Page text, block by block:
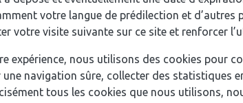
votre langue de prédilection et d’autres
votre visite suivante sur ce site et renforcer
expérience, nous utilisons des cookies pour
navigation sûre, collecter des statistiques
tous les cookies que nous utilisons,